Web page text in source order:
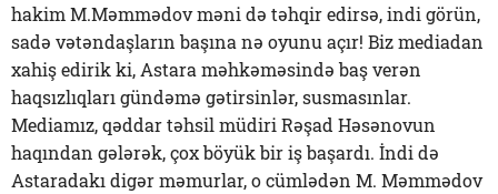
hakim M.Məmmədov məni də təhqir edirsə, indi görün,
sadə vətəndaşların başına nə oyunu açır! Biz mediadan
xahiş edirik ki, Astara məhkəməsində baş verən
haqsızlıqları gündəmə gətirsinlər, susmasınlar.
Mediamız, qəddar təhsil müdiri Rəşad Həsənovun
haqından gələrək, çox böyük bir iş başardı. İndi də
Astaradakı digər məmurlar, o cümlədən M. Məmmədov